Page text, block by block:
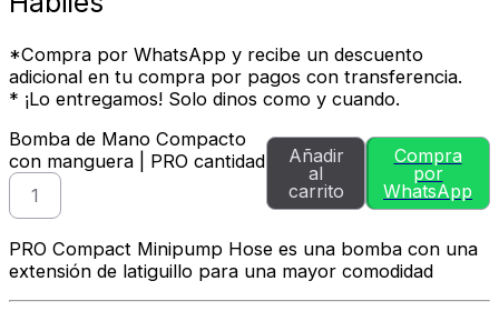
*Compra por WhatsApp y recibe un descuento
adicional en tu compra por pagos con transferencia.
* ¡Lo entregamos! Solo dinos como y cuando.
Bomba de Mano Compacto
con manguera | PRO cantidad
Añadir
al
carrito
Compra
por
WhatsApp
PRO Compact Minipump Hose es una bomba con una
extensión de latiguillo para una mayor comodidad